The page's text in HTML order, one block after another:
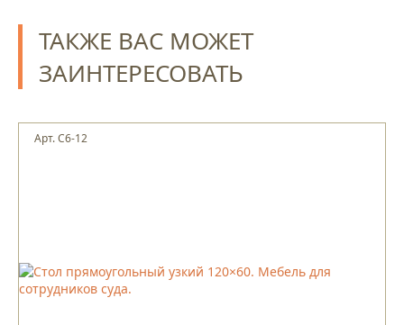
ТАКЖЕ ВАС МОЖЕТ
ЗАИНТЕРЕСОВАТЬ
Арт. С6-12